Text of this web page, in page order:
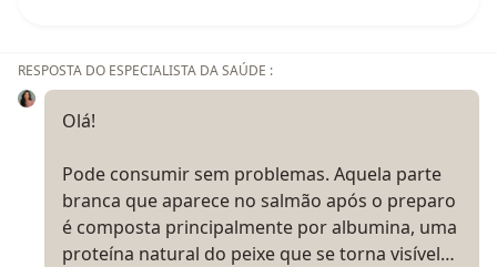
RESPOSTA DO ESPECIALISTA DA SAÚDE :
Olá!
Pode consumir sem problemas. Aquela parte
branca que aparece no salmão após o preparo
é composta principalmente por albumina, uma
proteína natural do peixe que se torna visível…